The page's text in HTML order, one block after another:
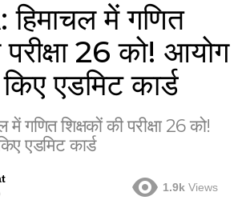
में गणित
परीक्षा 26 को! आयोग
एडमिट कार्ड
गणित शिक्षकों की परीक्षा 26 को!
एडमिट कार्ड
1.9k Views